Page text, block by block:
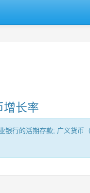
长率
行的活期存款; 广义货币